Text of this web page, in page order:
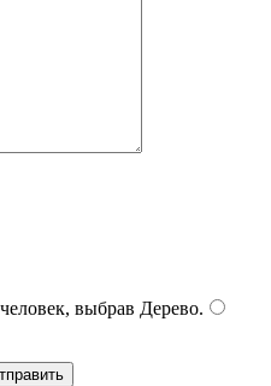
выбрав Дерево.